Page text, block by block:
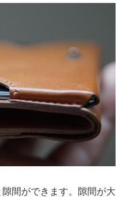
間ができます。隙間が大